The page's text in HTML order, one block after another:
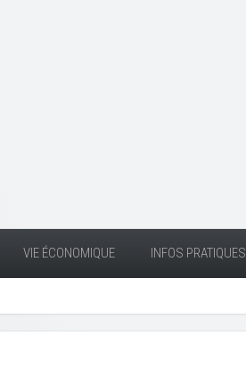
VIE ÉCONOMIQUE INFOS PRATIQUES